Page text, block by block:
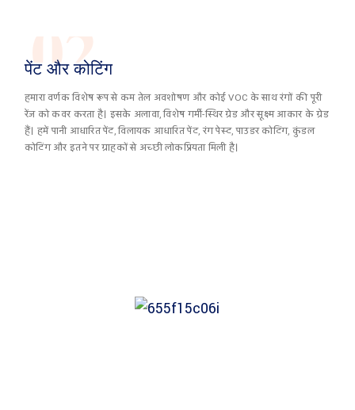
02
पेंट और कोटिंग
हमारा वर्णक विशेष रूप से कम तेल अवशोषण और कोई VOC के साथ रंगों की पूरी
रेंज को कवर करता है। इसके अलावा, विशेष गर्मी-स्थिर ग्रेड और सूक्ष्म आकार के ग्रेड
हैं। हमें पानी आधारित पेंट, विलायक आधारित पेंट, रंग पेस्ट, पाउडर कोटिंग, कुंडल
कोटिंग और इतने पर ग्राहकों से अच्छी लोकप्रियता मिली है।